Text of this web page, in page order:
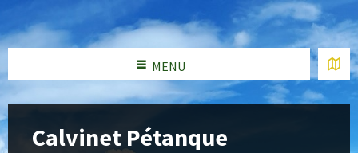
MENU
Calvinet Pétanque